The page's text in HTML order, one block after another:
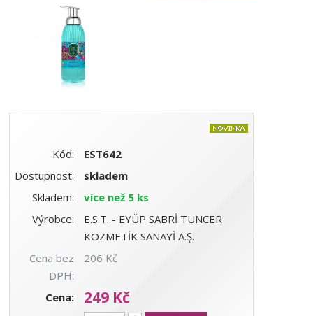
Kód:
EST642
Dostupnost:
skladem
Skladem:
více než 5 ks
Výrobce:
E.S.T. - EYÜP SABRİ TUNCER
KOZMETİK SANAYİ A.Ş.
Cena bez
DPH:
206 Kč
Cena: 249 Kč